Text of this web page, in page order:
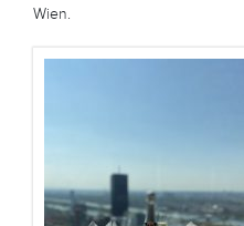
Wien.